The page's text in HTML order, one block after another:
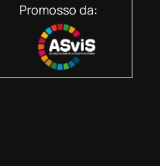
Promosso da: